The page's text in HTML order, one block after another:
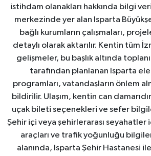
istihdam olanakları hakkında bilgi
merkezinde yer alan Isparta
bağlı kurumların çalışmaları,
detaylı olarak aktarılır. Kentin tüm
gelişmeler, bu başlık altında
tarafından planlanan Isparta
programları, vatandaşların önlem
bildirilir. Ulaşım, kentin can
uçak bileti seçenekleri ve sefer
Şehir içi veya şehirlerarası
araçları ve trafik yoğunluğu
alanında, Isparta Şehir Hastanesi